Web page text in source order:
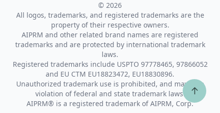
© 2026
All logos, trademarks, and registered trademarks are the
property of their respective owners.
AIPRM and other related brand names are registered
trademarks and are protected by international trademark
laws.
Registered trademarks include USPTO 97778465, 97866052
and EU CTM EU18823472, EU18830896.
Unauthorized trademark use is prohibited, and may be a
violation of federal and state trademark laws.
AIPRM® is a registered trademark of AIPRM, Corp.
↑